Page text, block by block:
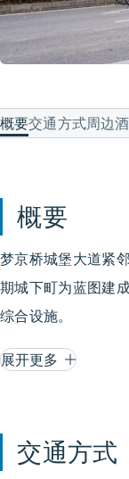
概要交通方式周边
概要
梦京桥城堡大道紧
期城下町为蓝图建
综合设施。
展开更多
交通方式